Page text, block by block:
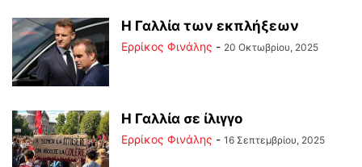
Η Γαλλία των εκπλήξεων
Ερρίκος Φινάλης - 20 Οκτωβρίου, 2025
Η Γαλλία σε ίλιγγο
Ερρίκος Φινάλης - 16 Σεπτεμβρίου, 2025